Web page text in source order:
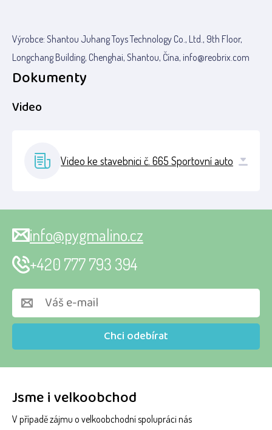
Výrobce: Shantou Juhang Toys Technology Co., Ltd., 9th Floor,
Longchang Building, Chenghai, Shantou, Čína, info@reobrix.com
Dokumenty
Video
Video ke stavebnici č. 665 Sportovní auto
Jsme i velkoobchod
V případě zájmu o velkoobchodní spolupráci nás
Chci odebírat
info@pygmalino.cz
+420 777 793 394